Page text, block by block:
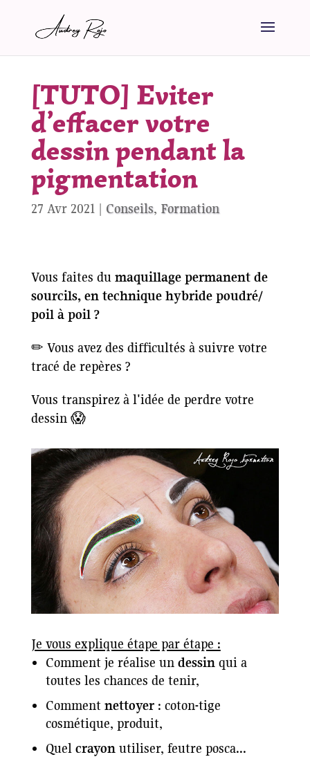
[TUTO] Eviter
d’effacer votre
dessin pendant la
pigmentation
27 Avr 2021| Conseils, Formation
Vous faites du maquillage permanent de
sourcils, en technique hybride poudré/
poil à poil ?
✏ Vous avez des difficultés à suivre votre
tracé de repères ?
Vous transpirez à l'idée de perdre votre
dessin 😱
Je vous explique étape par étape :
Comment je réalise un dessinqui a
toutes les chances de tenir,
Comment nettoyer: coton-tige
cosmétique, produit,
Quel crayonutiliser, feutre posca...